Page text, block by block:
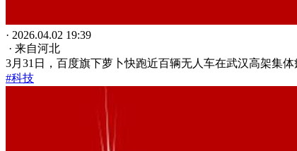
· 2026.04.02 19:39
· 来自河北
3月31日，百度旗下萝卜快跑近百辆无人车在武汉高架集
#科技